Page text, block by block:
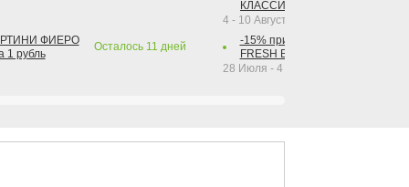
ФИЕРО
1 рубль
Осталось 11 дней
КЛАССИК КОЛА 1 л за 1 рубль
4 - 10 Августа 2026
-15% при покупке от 2-х штук
FRESH BAR КОЛА в
28 Июля - 4 Октября 2026